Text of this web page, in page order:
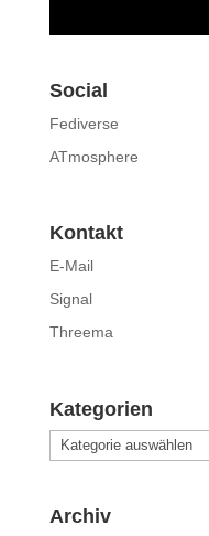
Social
Fediverse
ATmosphere
Kontakt
E-Mail
Signal
Threema
Kategorien
Kategorien
Archiv